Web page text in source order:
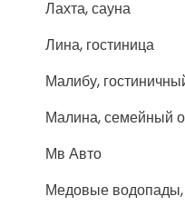
Лахта, сауна
Лина, гостиница
Малибу,
Малина, семейный
Мв Авто
Медовые водопады,